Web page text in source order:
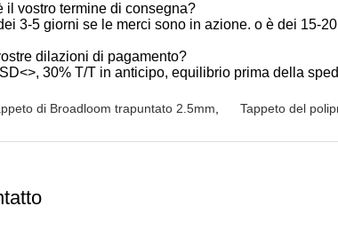
il vostro termine di consegna?
3-5 giorni se le merci sono in azione. o è dei 15-
dilazioni di pagamento?
30% T/T in anticipo, equilibrio prima della
di Broadloom trapuntato 2.5mm, Tappeto del